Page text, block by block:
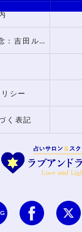
ラブアンドライトの理念：吉田ルナからのメッセージ
シー
く表記